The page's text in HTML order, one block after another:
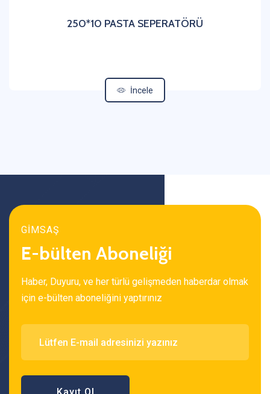
250*10 PASTA SEPERATÖRÜ
İncele
GİMSAŞ
E-bülten Aboneliği
Haber, Duyuru, ve her türlü gelişmeden haberdar olmak
için e-bülten aboneliğini yaptırınız
Kayıt Ol